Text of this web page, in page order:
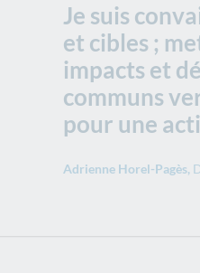
Je suis
et cibles ;
impacts et
communs
pour une
Adrienne Horel-Pagès,